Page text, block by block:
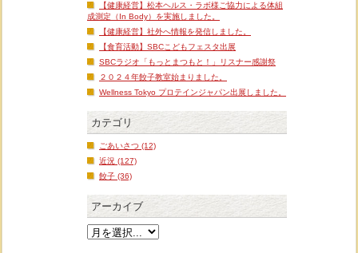
【健康経営】松本ヘルス・ラボ様ご協力による体組
成測定（In Body）を実施しました。
【健康経営】社外へ情報を発信しました。
【食育活動】SBCこどもフェスタ出展
SBCラジオ「もっとまつもと！」リスナー感謝祭
２０２４年餃子教室始まりました。
Wellness Tokyo プロテインジャパン出展しました。
カテゴリ
ごあいさつ (12)
近況 (127)
餃子 (36)
アーカイブ